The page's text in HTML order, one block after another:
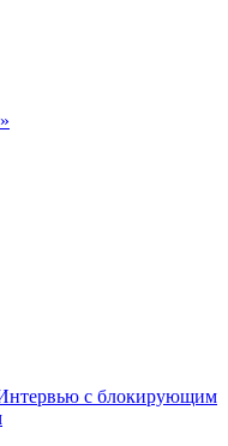
с блокирующим